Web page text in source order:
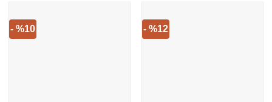
- %10 - %12